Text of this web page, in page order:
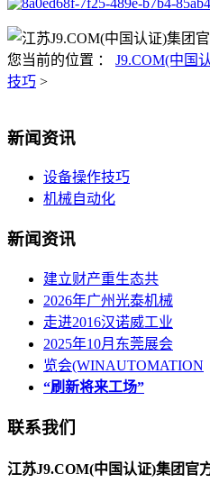
您当前的位置 ： J9.COM(中国
技巧 >
新闻资讯
设备操作技巧
机械自动化
新闻资讯
建立财产重生态共
2026年广州光泰机械
走进2016汉诺威工业
2025年10月东莞展会
览会(WINAUTOMATION
“刷新将来工场”
联系我们
江苏J9.COM(中国认证)集团官